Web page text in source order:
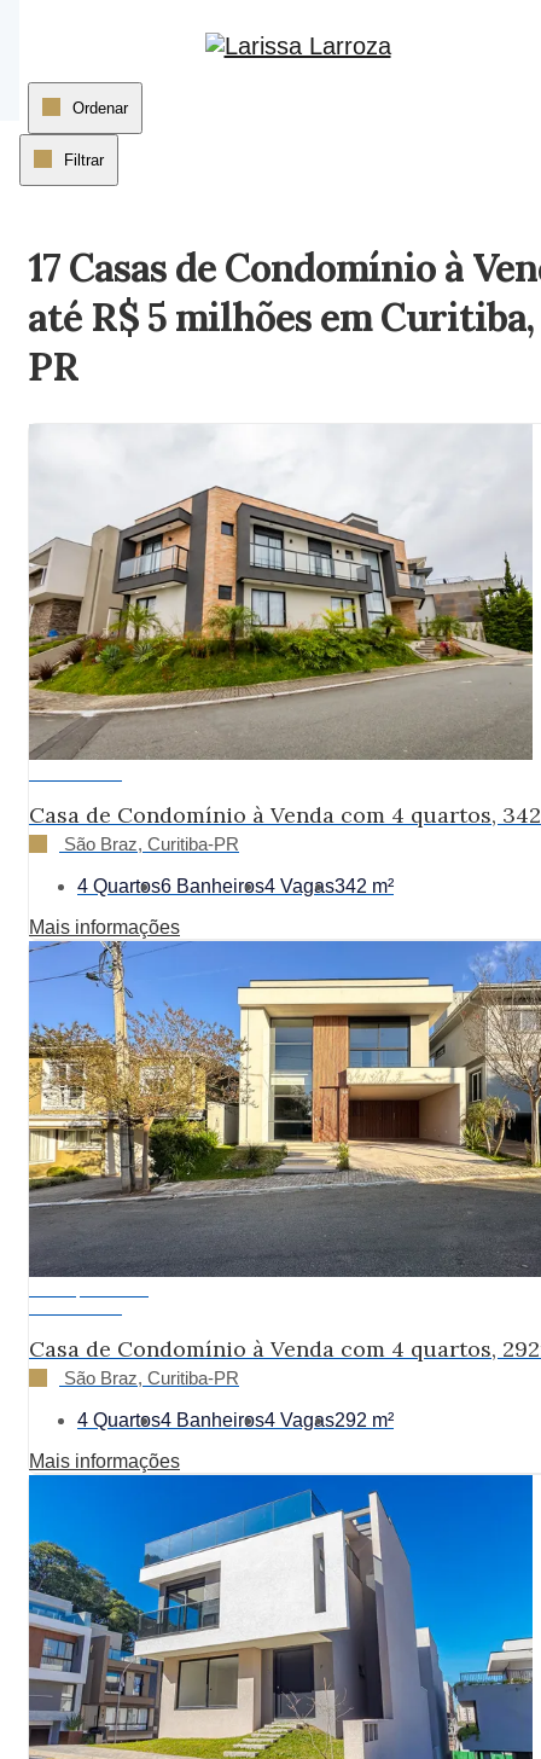
Página inicial
Ordenar
Filtrar
17 Casas de Condomínio à
até R$ 5 milhões em Curitiba,
PR
Casa de Condomínio à Venda com 4 quartos,
São Braz, Curitiba-PR
4 Quartos6 Banheiros4 Vagas342 m²
Mais informações
Casa de Condomínio à Venda com 4 quartos,
São Braz, Curitiba-PR
4 Quartos4 Banheiros4 Vagas292 m²
Mais informações